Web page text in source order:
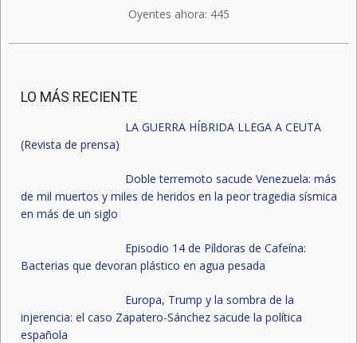
Oyentes ahora: 445
LO MÁS RECIENTE
LA GUERRA HÍBRIDA LLEGA A CEUTA
(Revista de prensa)
Doble terremoto sacude Venezuela: más
de mil muertos y miles de heridos en la peor tragedia sísmica
en más de un siglo
Episodio 14 de Píldoras de Cafeína:
Bacterias que devoran plástico en agua pesada
Europa, Trump y la sombra de la
injerencia: el caso Zapatero-Sánchez sacude la política
española